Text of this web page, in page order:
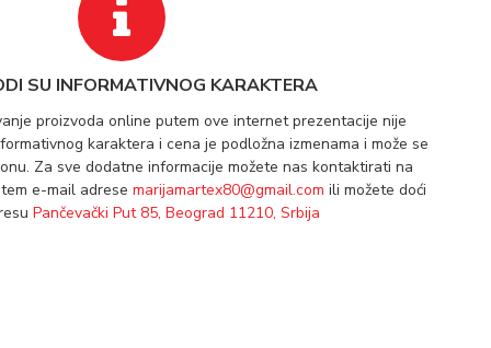
SU INFORMATIVNOG KARAKTERA
proizvoda online putem ove internet prezentacije nije
karaktera i cena je podložna izmenama i može se
Za sve dodatne informacije možete nas kontaktirati na
e-mail adresemarijamartex80@gmail.com ili možete doći
Pančevački Put 85, Beograd 11210, Srbija